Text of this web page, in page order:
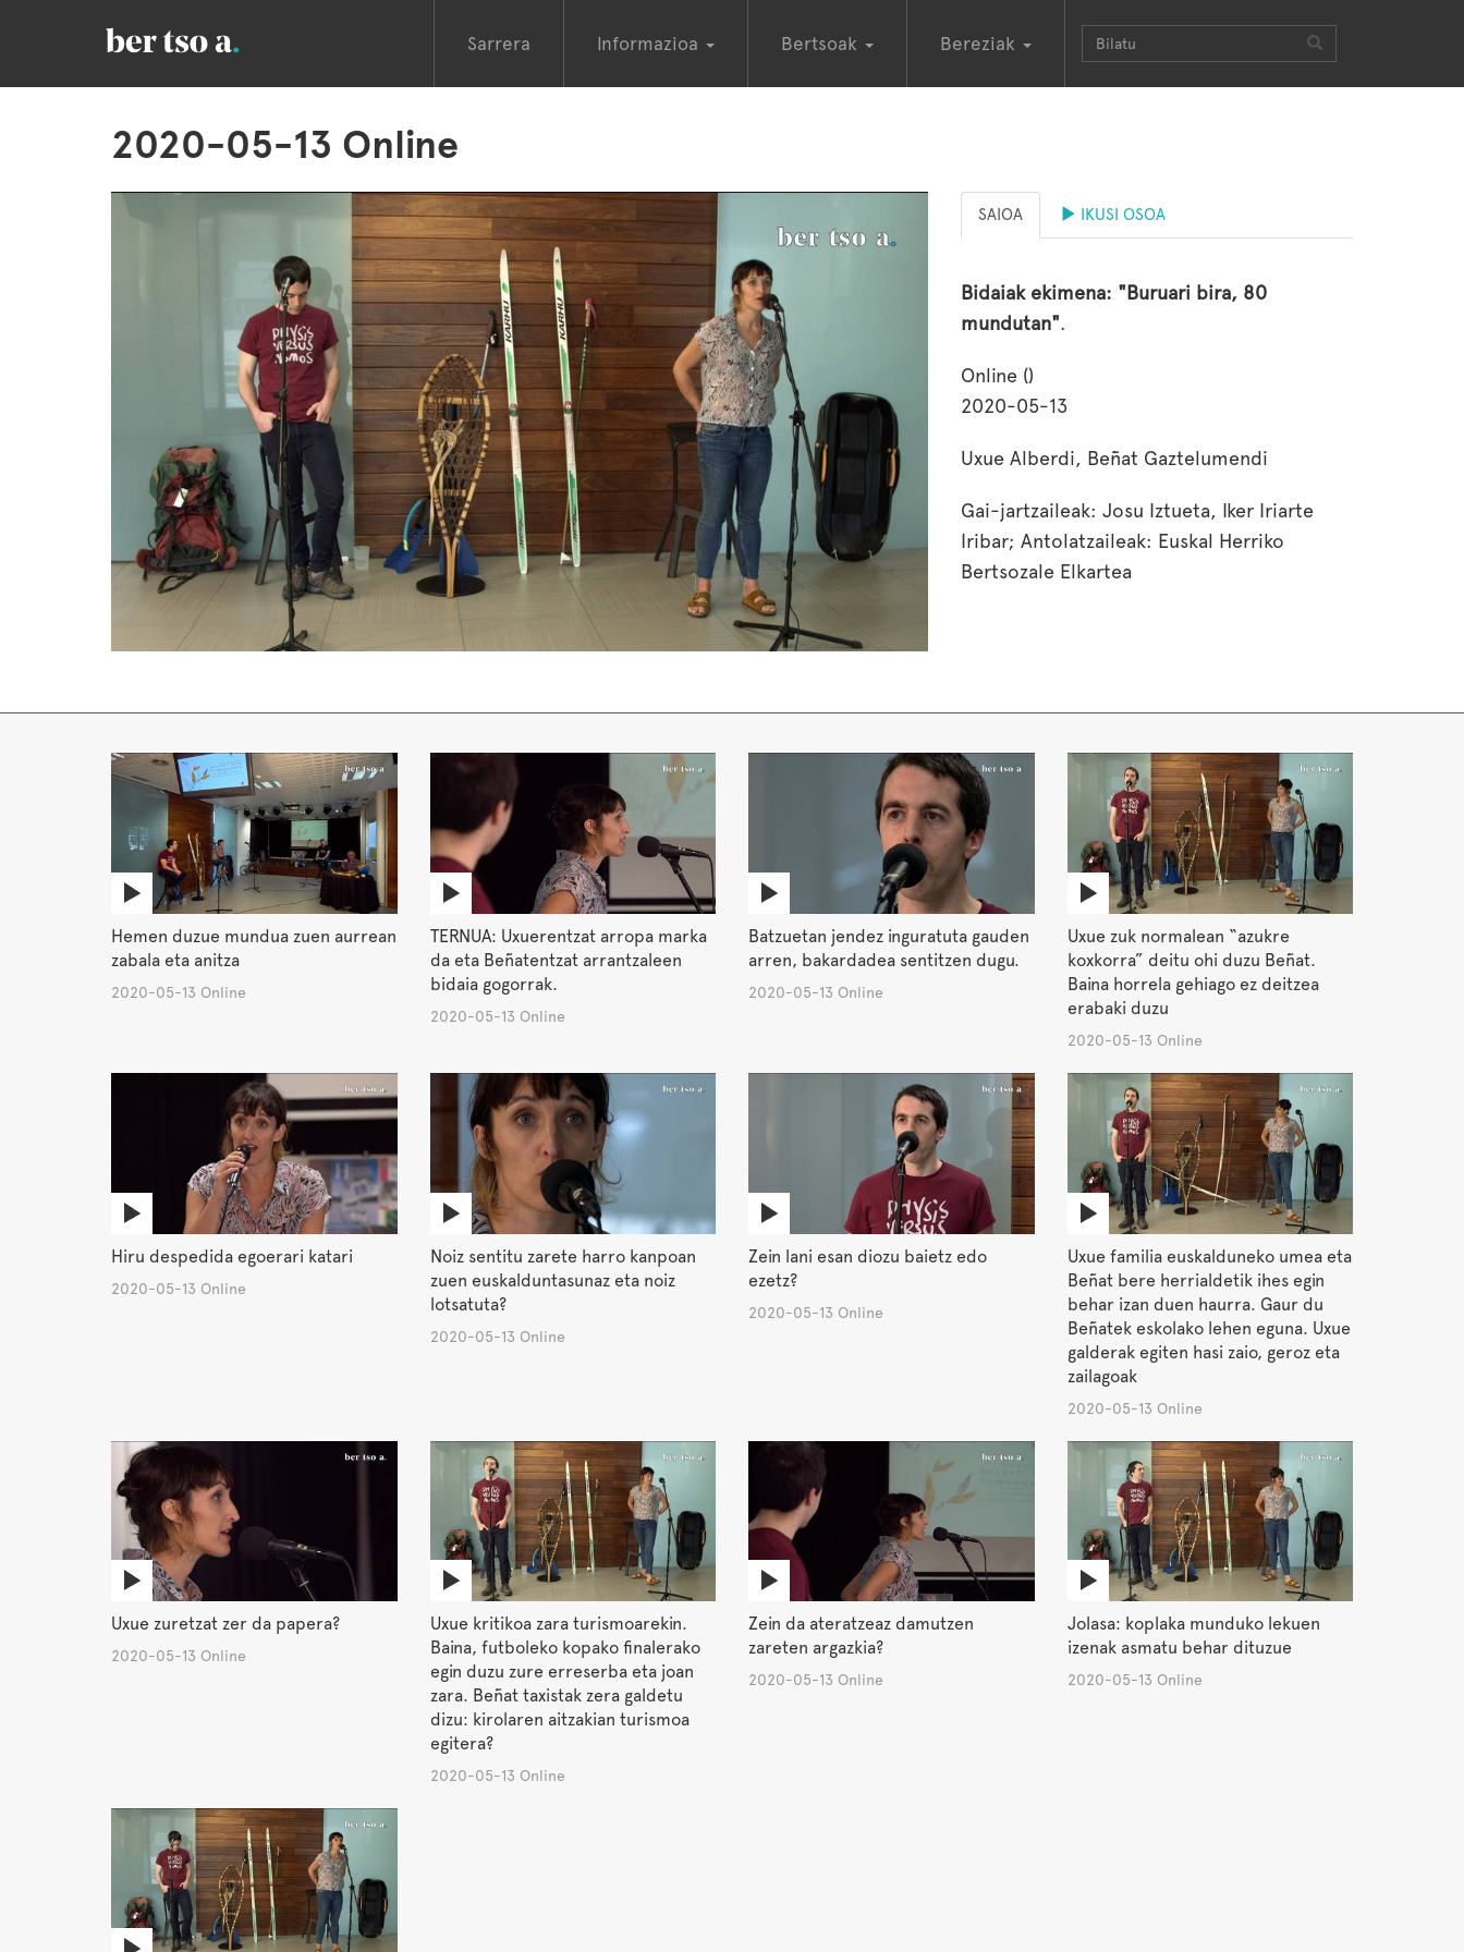
Sarrera Informazioa Bertsoak Bereziak
2020-05-13 Online
SAIOA IKUSI OSOA
Bidaiak ekimena: "Buruari bira, 80
mundutan".
Online ()
2020-05-13
Uxue Alberdi, Beñat Gaztelumendi
Gai-jartzaileak: Josu Iztueta, Iker Iriarte
Iribar; Antolatzaileak: Euskal Herriko
Bertsozale Elkartea
Hemen duzue mundua zuen aurrean
zabala eta anitza
2020-05-13 Online
TERNUA: Uxuerentzat arropa marka
da eta Beñatentzat arrantzaleen
bidaia gogorrak.
2020-05-13 Online
Batzuetan jendez inguratuta gauden
arren, bakardadea sentitzen dugu.
2020-05-13 Online
Uxue zuk normalean “azukre
koxkorra” deitu ohi duzu Beñat.
Baina horrela gehiago ez deitzea
erabaki duzu
2020-05-13 Online
Hiru despedida egoerari katari
2020-05-13 Online
Noiz sentitu zarete harro kanpoan
zuen euskalduntasunaz eta noiz
lotsatuta?
2020-05-13 Online
Zein lani esan diozu baietz edo
ezetz?
2020-05-13 Online
Uxue familia euskalduneko umea eta
Beñat bere herrialdetik ihes egin
behar izan duen haurra. Gaur du
Beñatek eskolako lehen eguna. Uxue
galderak egiten hasi zaio, geroz eta
zailagoak
2020-05-13 Online
Uxue zuretzat zer da papera?
2020-05-13 Online
Uxue kritikoa zara turismoarekin.
Baina, futboleko kopako finalerako
egin duzu zure erreserba eta joan
zara. Beñat taxistak zera galdetu
dizu: kirolaren aitzakian turismoa
egitera?
2020-05-13 Online
Zein da ateratzeaz damutzen
zareten argazkia?
2020-05-13 Online
Jolasa: koplaka munduko lekuen
izenak asmatu behar dituzue
2020-05-13 Online